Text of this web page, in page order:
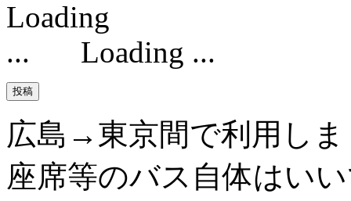
Loading ...
広島→東京間で利用し
座席等のバス自体はい